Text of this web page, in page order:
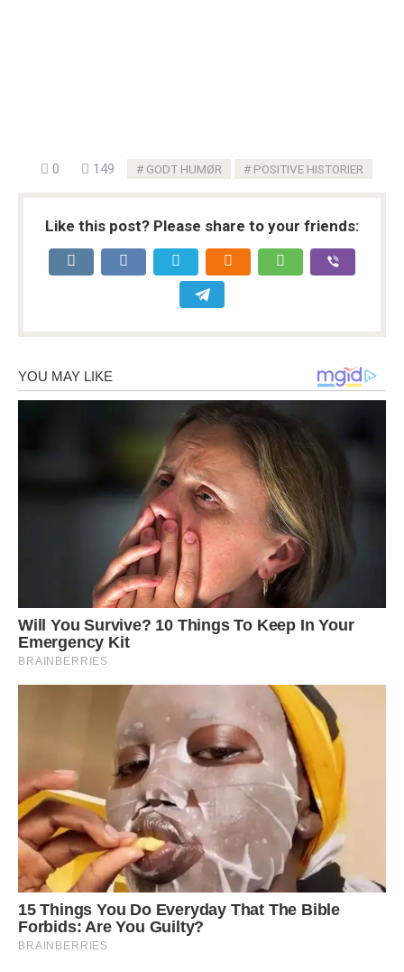
0 149 GODT HUMØR POSITIVE HISTORIER
Like this post? Please share to your friends: